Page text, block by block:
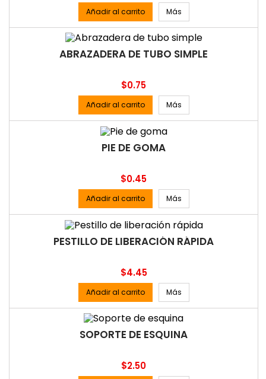
Añadir al carrito Más
ABRAZADERA DE TUBO SIMPLE
Precio
$0.75
Añadir al carrito Más
PIE DE GOMA
Precio
$0.45
Añadir al carrito Más
PESTILLO DE LIBERACIÓN RÁPIDA
Precio
$4.45
Añadir al carrito Más
SOPORTE DE ESQUINA
Precio
$2.50